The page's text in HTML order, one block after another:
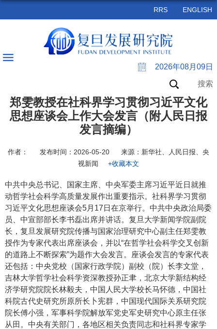
RRS ENGLISH
2026年08月09日
搜索
郑雯教授在社科界学习贯彻习近平文化
思想座谈会上作大会发言（附人民日报
发言摘编）
作者： 发布时间：2026-05-20
来源：新华社、人民日报、央
视新闻
+收藏本文
中共中央总书记、国家主席、中央军委主席习近平近日就推
动哲学社会科学高质量发展作出重要指示。社科界学习贯彻
习近平文化思想座谈会5月17日在京举行。中共中央政治局委
员、中宣部部长李书磊出席并讲话。复旦大学新闻学院副院
长，复旦发展研究院传播与国家治理研究中心副主任郑雯教
授作为专家代表出席座谈会，并以“在哲学社会科学交叉创新
的道路上不断探索”为题作大会发言。座谈会发言的专家代表
还包括：中央党校（国家行政学院）副校（院）长李文堂，
吉林大学哲学社会科学资深教授孙正聿，北京大学新结构经
济学研究院院长林毅夫，中国人民大学校长马怀德，中国社
科院古代史研究所原所长卜宪群，中国现代国际关系研究院
院长傅小强，军事科学院解放军党史军史研究中心原主任张
从田。中央有关部门，各地区相关负责同志和社科界专家学